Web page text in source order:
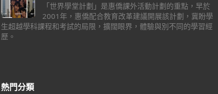
「世界學堂計劃」是惠僑課外活動計劃的重點，早於
2001年，惠僑配合教育改革建議開展該計劃，冀盼學
生超越學科課程和考試的局限，擴闊眼界，體驗與別不同的學習經
歷。
熱門分類